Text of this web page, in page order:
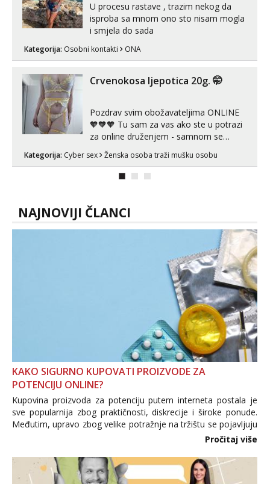
U procesu rastave , trazim nekog da
isproba sa mnom ono sto nisam mogla
i smjela do sada
Kategorija: Osobni kontakti ONA
Crvenokosa ljepotica 20g. 🤭
Pozdrav svim obožavateljima ONLINE
🧡🧡🧡 Tu sam za vas ako ste u potrazi
za online druženjem - samnom se
možete zabaviti preko videopoziva, ili
ako vam nisam dovoljna radim i u paru i
trojci s kolegicama, svaka je drugačija
Kategorija: Cyber sex Ženska osoba traži mušku osobu
NAJNOVIJI ČLANCI
KAKO SIGURNO KUPOVATI PROIZVODE ZA
POTENCIJU ONLINE?
Kupovina proizvoda za potenciju putem interneta postala je
sve popularnija zbog praktičnosti, diskrecije i široke ponude.
Međutim, upravo zbog velike potražnje na tržištu se pojavljuju
i brojni krivotvoreni proizvodi, nepouzdane internetske
Pročitaj više